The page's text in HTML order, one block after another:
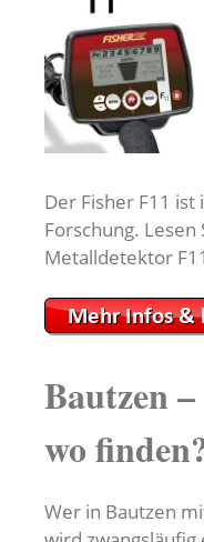
Der Fisher F11
Forschung.
Metalldetektor
Bautzen
wo
Wer in Bautzen